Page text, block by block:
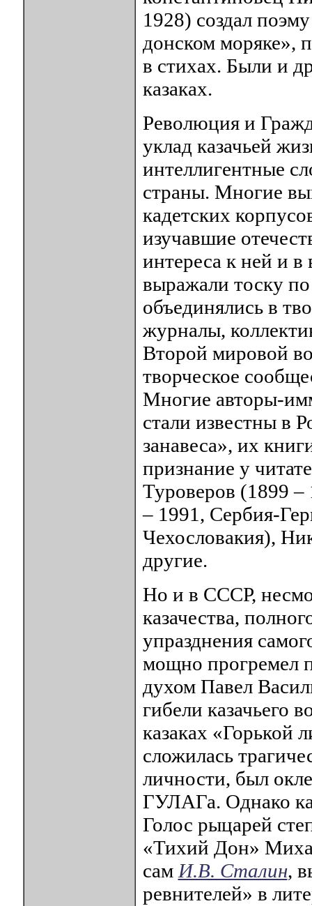
1928) создал
донском моряке»,
в стихах. Были и
казаках.
Революция и
уклад казачьей
интеллигентные
страны. Многие
кадетских
изучавшие
интереса к ней и
выражали тоску
объединялись в
журналы,
Второй мировой
творческое
Многие авторы-
стали известны в
занавеса», их
признание у
Туроверов (1899
– 1991, Сербия-
Чехословакия),
другие.
Но и в СССР,
казачества,
упразднения
мощно прогремел
духом Павел
гибели казачьего
казаках «Горькой
сложилась
личности, был
ГУЛАГа. Однако
Голос рыцарей
«Тихий Дон»
сам И.В. Сталин,
ревнителей» в